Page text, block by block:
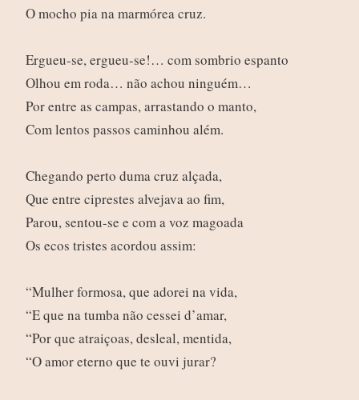
O mocho pia na marmórea cruz.
Ergueu-se, ergueu-se!… com sombrio espanto
Olhou em roda… não achou ninguém…
Por entre as campas, arrastando o manto,
Com lentos passos caminhou além.
Chegando perto duma cruz alçada,
Que entre ciprestes alvejava ao fim,
Parou, sentou-se e com a voz magoada
Os ecos tristes acordou assim:
“Mulher formosa, que adorei na vida,
“E que na tumba não cessei d’amar,
“Por que atraiçoas, desleal, mentida,
“O amor eterno que te ouvi jurar?